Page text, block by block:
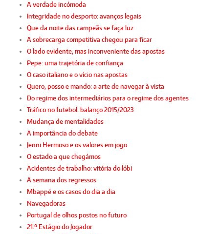
A verdade incómoda
Integridade no desporto: avanços legais
Que da noite das campeãs se faça luz
A sobrecarga competitiva chegou para ficar
O lado evidente, mas inconveniente das apostas
Pepe: uma trajetória de confiança
O caso italiano e o vício nas apostas
Quero, posso e mando: a arte de navegar à vista
Do regime dos intermediários para o regime dos agentes
Tráfico no futebol: balanço 2015/2023
Mudança de mentalidades
A importância do debate
Jenni Hermoso e os valores em jogo
O estado a que chegámos
Acidentes de trabalho: vitória do lóbi
A semana dos regressos
Mbappé e os casos do dia a dia
Navegadoras
Portugal de olhos postos no futuro
21.º Estágio do Jogador